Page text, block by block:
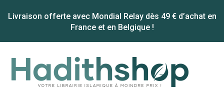
Livraison offerte avec Mondial Relay dès 49 € d’achat en
France et en Belgique !